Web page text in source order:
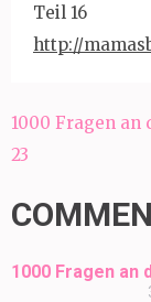
Teil 16
http://
1000 Fragen an
23
1000 Fragen an